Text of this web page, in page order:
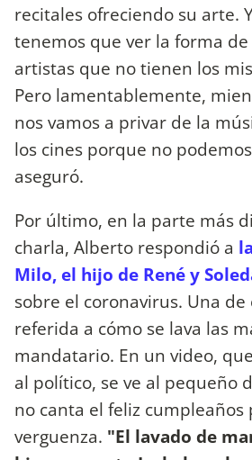
recitales ofreciendo su arte.
tenemos que ver la forma
artistas que no tienen los
Pero lamentablemente,
nos vamos a privar de la
los cines porque no
aseguró.
Por último, en la parte más
charla, Alberto respondió a
Milo, el hijo de René y
sobre el coronavirus. Una de
referida a cómo se lava las
mandatario. En un video,
al político, se ve al pequeño
no canta el feliz cumpleaños
verguenza. "El lavado de